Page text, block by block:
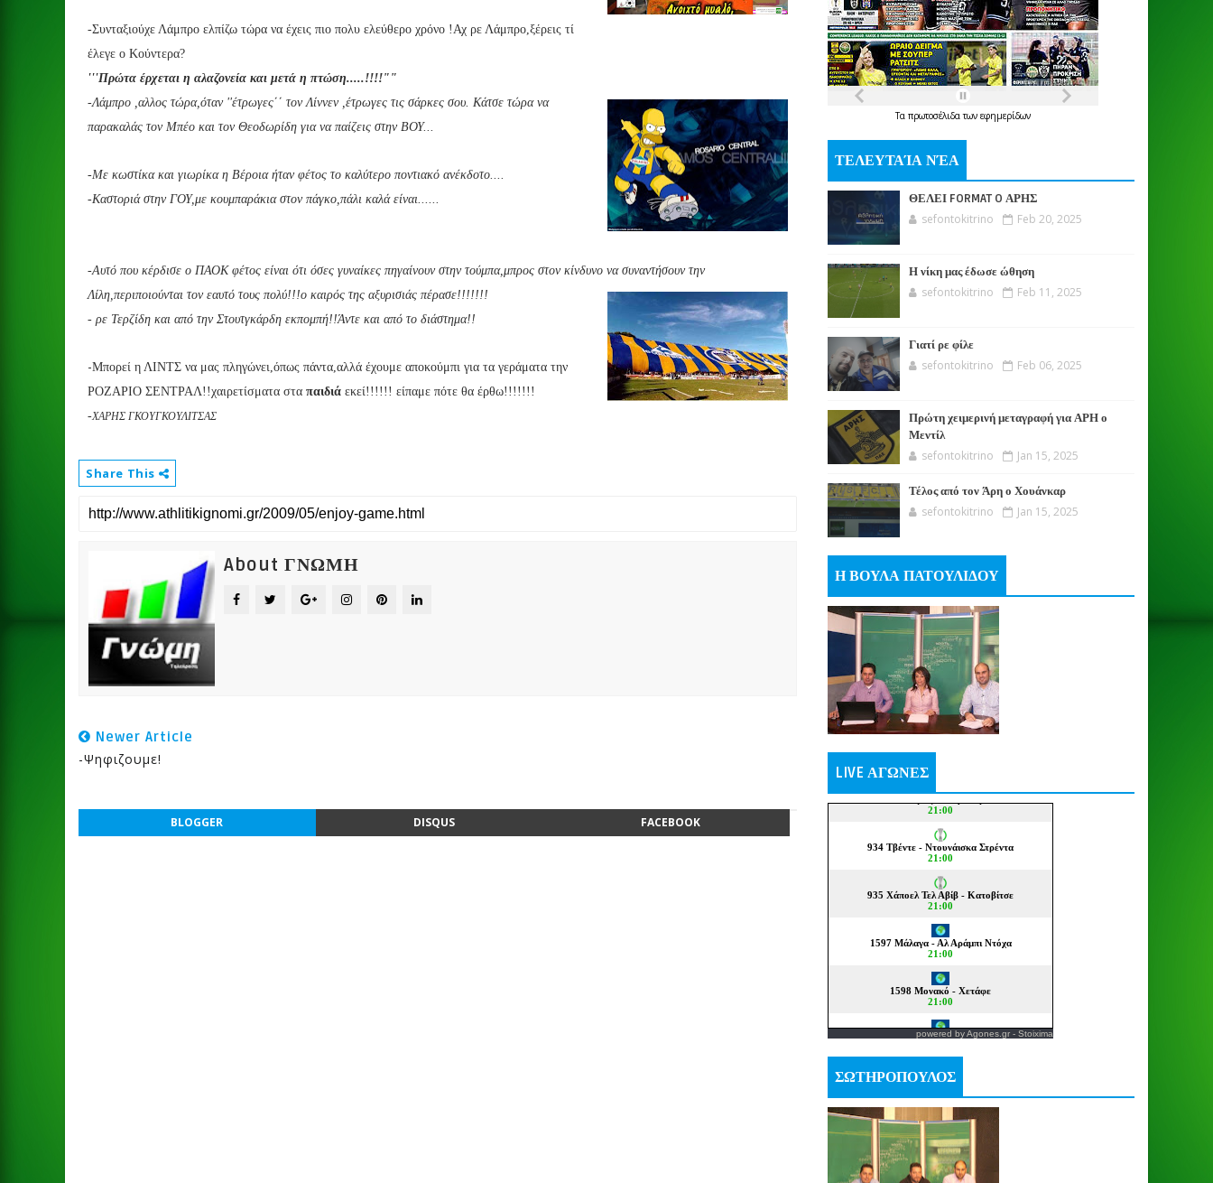
-Συνταξιούχε Λάμπρο ελπίζω τώρα να έχεις πιο πολυ ελεύθερο χρόνο !Αχ ρε Λάμπρο,ξέρεις τί
έλεγε ο Κούντερα?
'''Πρώτα έρχεται η αλαζονεία και μετά η πτώση.....!!!!""
-Λάμπρο ,αλλος τώρα,όταν ''έτρωγες΄΄ τον Λίννεν ,έτρωγες τις σάρκες σου. Κάτσε τώρα να
παρακαλάς τον Μπέο και τον Θεοδωρίδη για να παίζεις στην ΒΟΥ...
-Με κωστίκα και γιωρίκα η Βέροια ήταν φέτος το καλύτερο ποντιακό ανέκδοτο....
-Καστοριά στην ΓΟΥ,με κουμπαράκια στον πάγκο,πάλι καλά είναι......
-Αυτό που κέρδισε ο ΠΑΟΚ φέτος είναι ότι όσες γυναίκες πηγαίνουν στην τούμπα,μπρος στον κίνδυνο να συναντήσουν την
Λίλη,περιποιούνται τονεαυτό τους πολύ!!!ο καιρός της αξυρισιάς πέρασε!!!!!!!
- ρε Τερζίδη και από την Στουτγκάρδη εκπομπή!!Άντε και από το διάστημα!!
-Μπορεί η ΛΙΝΤΣ να μας πληγώνει,όπως πάντα,αλλά έχουμε αποκούμπι για τα γεράματα την
ΡΟΖΑΡΙΟ ΣΕΝΤΡΑΛ!!χαιρετίσματα στα παιδιά εκεί!!!!!! είπαμε πότε θα έρθω!!!!!!!
-ΧΑΡΗΣ ΓΚΟΥΓΚΟΥΛΙΤΣΑΣ
Share This
About ΓΝΩΜΗ
Newer Article
-ψηφιζουμε!
BLOGGER DISQUS FACEBOOK
Τα πρωτοσέλιδατων εφημερίδων
ΤΕΛΕΥΤΑΊΑ ΝΈΑ
ΘΕΛΕΙ FORMAT O ΑΡΗΣ
sefontokitrino Feb 20, 2025
Η νίκη μας έδωσε ώθηση
sefontokitrino Feb 11, 2025
Γιατί ρε φίλε
sefontokitrino Feb 06, 2025
Πρώτη χειμερινή μεταγραφή για ΑΡΗ ο
Μεντίλ
sefontokitrino Jan 15, 2025
Τέλος από τον Άρη ο Χουάνκαρ
sefontokitrino Jan 15, 2025
Η ΒΟΥΛΑ ΠΑΤΟΥΛΙΔΟΥ
LIVE ΑΓΩΝΕΣ
powered byAgones.gr - Stoixima
ΣΩΤΗΡΟΠΟΥΛΟΣ